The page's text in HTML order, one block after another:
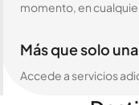
momento, en
Más que solo
Accede a servicios